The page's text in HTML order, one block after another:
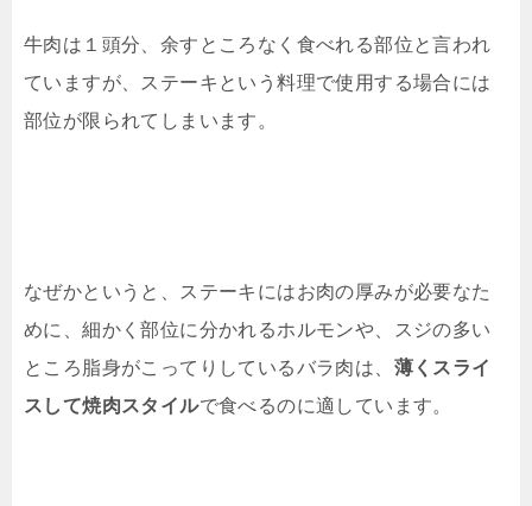
牛肉は１頭分、余すところなく食べれる部位と言われ
ていますが、ステーキという料理で使用する場合には
部位が限られてしまいます。
なぜかというと、ステーキにはお肉の厚みが必要なた
めに、細かく部位に分かれるホルモンや、スジの多い
ところ脂身がこってりしているバラ肉は、 薄くスライ
スして焼肉スタイルで食べるのに適しています。